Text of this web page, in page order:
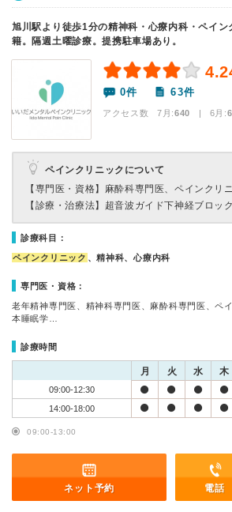
旭川駅より徒歩1分の精神科・心療内科・ペイン
籍。隔週土曜診療。提携駐車場あり。
0件 63件
アクセス数 7月:640 | 6月:
ペインクリニックについて
【専門医・資格】 麻酔科専門医、ペインクリ
【診療・治療法】 超音波ガイド下神経ブロッ
診療科目：
ペインクリニック 、精神科、心療内科
専門医・資格：
老年精神専門医、精神科専門医、麻酔科専門医、ペ
本睡眠学…
診療時間
月 火 水 木
09:00-12:30
14:00-18:00
09:00-13:00
ネット予約 電話